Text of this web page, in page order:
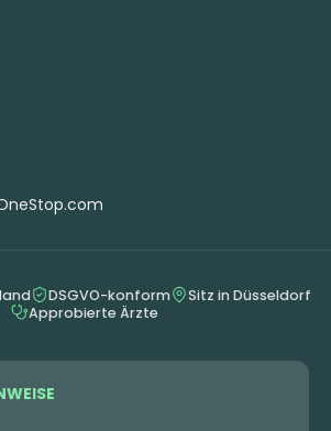
DSGVO-konform
Sitz in Düsseldorf
Approbierte Ärzte